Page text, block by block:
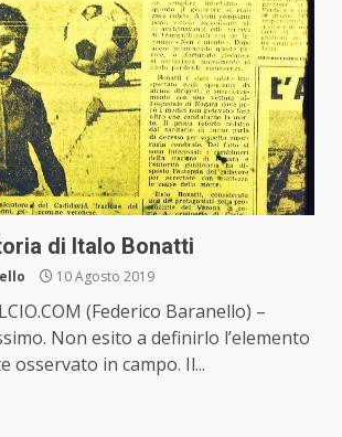
di Italo Bonatti
10 Agosto 2019
(Federico Baranello) –
Non esito a definirlo l’elemento
osservato in campo. Il...